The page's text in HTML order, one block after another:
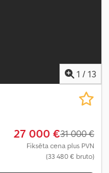
1 / 13
27 000 €31 000 €
Fiksēta cena plus PVN
(33 480 € bruto)